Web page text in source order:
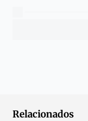
Relacionados